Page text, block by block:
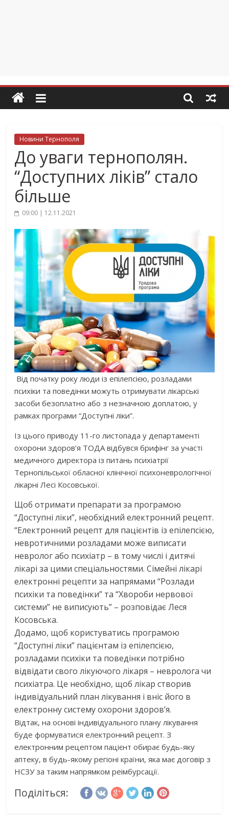
Новини Тернополя
До уваги тернополян.
“Доступних ліків” стало
більше
09:00 | 12.11.2021
Від початку року люди із епілепсією, розладами
психіки та поведінки можуть отримувати лікарські
засоби безоплатно або з незначною доплатою, у
рамках програми “Доступні ліки”.
Із цього приводу 11-го листопада у департаменті
охорони здоров’я ТОДА відбувся брифінг за участі
медичного директора із питань психіатрії
Тернопільської обласної клінічної психоневрологічної
лікарні Лесі Косовської.
Щоб отримати препарати за програмою
“Доступні ліки”, необхідний електронний рецепт.
“Електронний рецепт для пацієнтів із епілепсією,
невротичними розладами може виписати
невролог або психіатр – в тому числі і дитячі
лікарі за цими спеціальностями. Сімейні лікарі
електронні рецепти за напрямами “Розлади
психіки та поведінки” та “Хвороби нервової
системи” не виписують” – розповідає Леся
Косовська.
Додамо, щоб користуватись програмою
“Доступні ліки” пацієнтам із епілепсією,
розладами психіки та поведінки потрібно
відвідати свого лікуючого лікаря – невролога чи
психіатра. Це необхідно, щоб лікар створив
індивідуальний план лікування і вніс його в
електронну систему охорони здоров’я.
Відтак, на основі індивідуального плану лікування
буде формуватися електронний рецепт. З
електронним рецептом пацієнт обирає будь-яку
аптеку, в будь-якому регіоні країни, яка має договір з
НСЗУ за таким напрямком реімбурсації.
Поділіться: